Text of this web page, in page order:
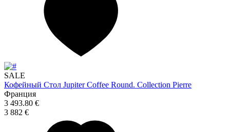
SALE
Кофейный Стол Jupiter Coffee Round. Collection Pierre
Франция
3 493.80 €
3 882 €